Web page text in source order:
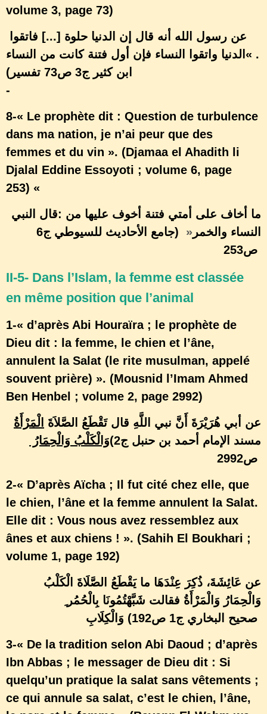
volume 3, page 73)
عن رسول الله أنه قال إن الدنيا حلوة [...] فاتقوا
الدنيا واتقوا النساء فإن أول فتنة كانت من النساء « .
ابن كثير ج3 ص73
-
8-« Le prophète dit : Question de turbulence
dans ma nation, je n’ai peur que des
femmes et du vin ». (Djamaa el Ahadith li
Djalal Eddine Essoyoti ; volume 6, page
253) «
قال النبي: ما أخاف على أمتي فتنة أخوف عليها من
النساء والخمر «
(جامع الأحاديث للسيوطي ج6
II-5- Dans l’Islam, la femme est classée
en même position que l’animal
1-« d’après Abi Houraïra ; le prophète de
Dieu dit : la femme, le chien et l’âne,
annulent la Salat (le rite musulman, appelé
souvent prière) ». (Mousnid l’Imam Ahmed
Ben Henbel ; volume 2, page 2992)
عن أبي هُرَيْرَةَ أَنَّ نبي اللَّهِ قال تَقْطَعُ الصَّلاَةَ
الْمَرْأَةُ
وَالْكَلْبُ وَالْحِمَارُ(مسند الإمام أحمد بن حنبل ج2
2-« D’après Aïcha ; Il fut cité chez elle, que
le chien, l’âne et la femme annulent la Salat.
Elle dit : Vous nous avez ressemblez aux
ânes et aux chiens ! ». (Sahih El Boukhari ;
volume 1, page 192)
عن عَائِشَةَ، ذُكِرَ عِنْدَهَا ما يَقْطَعُ الصَّلَاةَ الْكَلْبُ
وَالْحِمَارُ وَالْمَرْأَةُ فقالت شَبَّهْتُمُونَا بِالْحُمُر ِ
وَالْكِلَابِ
3-« De la tradition selon Abi Daoud ; d’après
Ibn Abbas ; le messager de Dieu dit : Si
quelqu’un pratique la salat sans vêtements ;
ce qui annule sa salat, c’est le chien, l’âne,